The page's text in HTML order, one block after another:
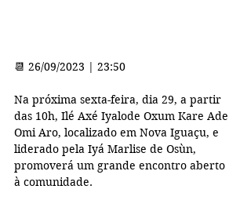
📆 26/09/2023 | 23:50
Na próxima sexta-feira, dia 29, a partir
das 10h, Ilé Axé Iyalode Oxum Kare Ade
Omi Aro, localizado em Nova Iguaçu, e
liderado pela Iyá Marlise de Osùn,
promoverá um grande encontro aberto
à comunidade.